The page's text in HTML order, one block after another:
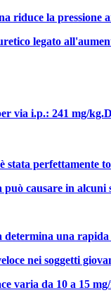
riduce la pressione
legato
via i.p.: 241 mg/
perfettamente
causare in
una
nei soggetti
varia da 10 a 15